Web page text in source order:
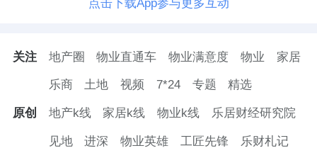
点击下载App参与更多互动
关注 地产圈 物业直通车 物业满意度 物业 家居
乐商 土地 视频 7*24 专题 精选
原创 地产k线 家居k线 物业k线 乐居财经研究院
见地 进深 物业英雄 工匠先锋 乐财札记